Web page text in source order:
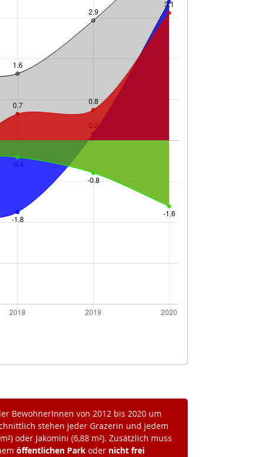
BewohnerInnen von 2012 bis 2020 um
stehen jeder Grazerin und jedem
oder Jakomini (6,88 m²). Zusätzlich muss
öffentlichen Parkoder nicht frei